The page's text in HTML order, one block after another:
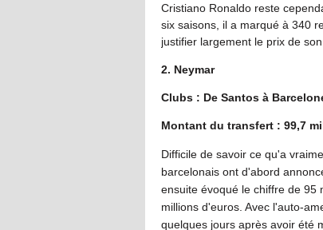
Cristiano Ronaldo reste
six saisons, il a marqué à 340
justifier largement le prix de
2. Neymar
Clubs : De Santos à
Montant du transfert : 99,7
Difficile de savoir ce qu'a
barcelonais ont d'abord
ensuite évoqué le chiffre de 95
millions d'euros. Avec l'auto-
quelques jours après avoir été